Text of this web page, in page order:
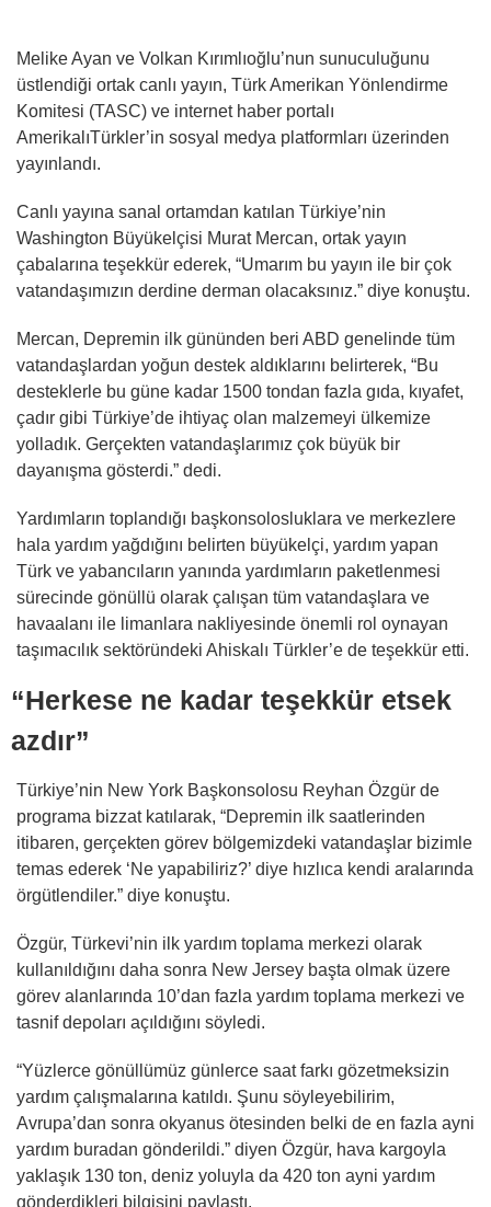
Melike Ayan ve Volkan Kırımlıoğlu’nun sunuculuğunu
üstlendiği ortak canlı yayın, Türk Amerikan Yönlendirme
Komitesi (TASC) ve internet haber portalı
AmerikalıTürkler’in sosyal medya platformları üzerinden
yayınlandı.
Canlı yayına sanal ortamdan katılan Türkiye’nin
Washington Büyükelçisi Murat Mercan, ortak yayın
çabalarına teşekkür ederek, “Umarım bu yayın ile bir çok
vatandaşımızın derdine derman olacaksınız.” diye konuştu.
Mercan, Depremin ilk gününden beri ABD genelinde tüm
vatandaşlardan yoğun destek aldıklarını belirterek, “Bu
desteklerle bu güne kadar 1500 tondan fazla gıda, kıyafet,
çadır gibi Türkiye’de ihtiyaç olan malzemeyi ülkemize
yolladık. Gerçekten vatandaşlarımız çok büyük bir
dayanışma gösterdi.” dedi.
Yardımların toplandığı başkonsolosluklara ve merkezlere
hala yardım yağdığını belirten büyükelçi, yardım yapan
Türk ve yabancıların yanında yardımların paketlenmesi
sürecinde gönüllü olarak çalışan tüm vatandaşlara ve
havaalanı ile limanlara nakliyesinde önemli rol oynayan
taşımacılık sektöründeki Ahiskalı Türkler’e de teşekkür etti.
“Herkese ne kadar teşekkür etsek
azdır”
Türkiye’nin New York Başkonsolosu Reyhan Özgür de
programa bizzat katılarak, “Depremin ilk saatlerinden
itibaren, gerçekten görev bölgemizdeki vatandaşlar bizimle
temas ederek ‘Ne yapabiliriz?’ diye hızlıca kendi aralarında
örgütlendiler.” diye konuştu.
Özgür, Türkevi’nin ilk yardım toplama merkezi olarak
kullanıldığını daha sonra New Jersey başta olmak üzere
görev alanlarında 10’dan fazla yardım toplama merkezi ve
tasnif depoları açıldığını söyledi.
“Yüzlerce gönüllümüz günlerce saat farkı gözetmeksizin
yardım çalışmalarına katıldı. Şunu söyleyebilirim,
Avrupa’dan sonra okyanus ötesinden belki de en fazla ayni
yardım buradan gönderildi.” diyen Özgür, hava kargoyla
yaklaşık 130 ton, deniz yoluyla da 420 ton ayni yardım
gönderdikleri bilgisini paylaştı.